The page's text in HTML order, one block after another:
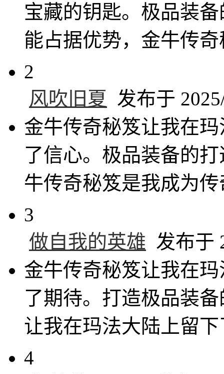
宝藏的钥匙。极品装
能占据优势，金牛传
2
风吹旧夏 发布于
金牛传奇秘笈让我在
了信心。极品装备的
牛传奇秘笈是我成为
3
做自我的英雄 发布于
金牛传奇秘笈让我在
了期待。打造极品装
让我在玛法大陆上留
4